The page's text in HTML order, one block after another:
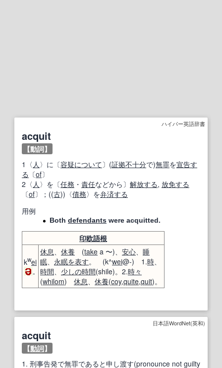
ハイパー英語辞書
acquit
【動詞】
1〈 人 〉に〔容疑について〕(証拠不十分で)無罪を宣告す
る 〔of〕
2〈 人 〉を〔任務 ・ 責任などから〕 解放する, 放免する
〔of〕；((古))〈債務〉を弁済する
用例
Both defendants were acquitted.
印欧語根
kwei
-
休息、 休養 (take a 〜)、 安心、 睡
眠、 永眠を表す。 (k^wei@-) 1.時、
時間、 少しの時間(shile)。2.時々
(whilom) 休息、 休養(coy,quite,quit)。
日本語WordNet(英和)
acquit
【動詞】
1. 刑事告発で無罪であると申し渡す(pronounce not guilty